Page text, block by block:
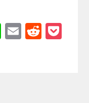
Li
E
R